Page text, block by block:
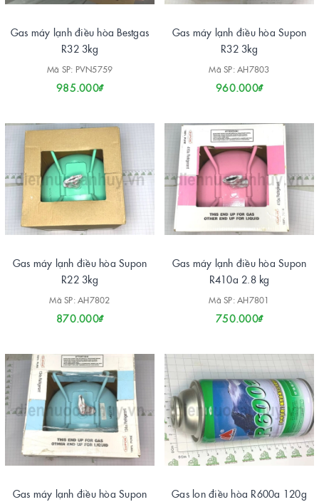
Gas máy lạnh điều hòa Bestgas
R32 3kg
Mã SP: PVN5759
985.000₫
Gas máy lạnh điều hòa Supon
R32 3kg
Mã SP: AH7803
960.000₫
Gas máy lạnh điều hòa Supon
R22 3kg
Mã SP: AH7802
870.000₫
Gas máy lạnh điều hòa Supon
R410a 2.8 kg
Mã SP: AH7801
750.000₫
Gas máy lạnh điều hòa Supon
Gas lon điều hòa R600a 120g